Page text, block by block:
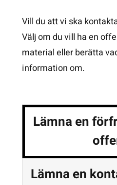
Vill du att vi ska
Välj om du vill ha en
material eller berätta
information om.
Lämna en
Lämna en